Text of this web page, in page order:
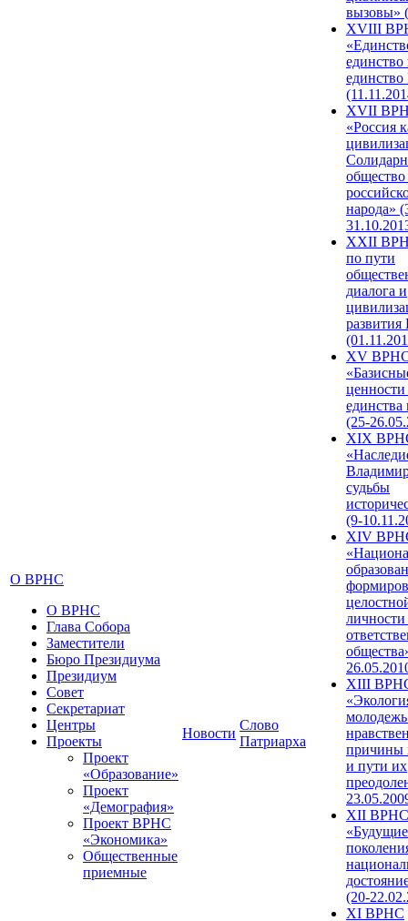
О ВРНС
О ВРНС
Глава Собора
Заместители
Бюро Президиума
Президиум
Совет
Секретариат
Центры
Проекты
Проект
«Образование»
Проект
«Демография»
Проект ВРНС
«Экономика»
Общественные
приемные
Новости
Слово
Патриарха
вызовы»
XVIII
единство
единство
XVII
«Россия
народа»
XXII
по пути
диалога и
развития
XV
единства
(25-
XIX
судьбы
(9-
XIV
XIII
причины
и пути их
XII ВРНС
«Будущие
(20-
XI ВРНС